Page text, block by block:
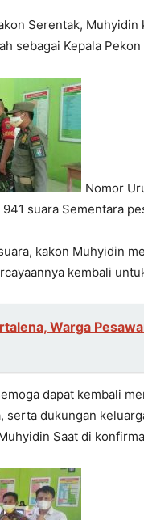
Serentak,
sebagai Kepala
Nomor
suara Sementara
kakon Muhyidin
kembali
Warga
dapat kembali
serta dukungan
Saat di